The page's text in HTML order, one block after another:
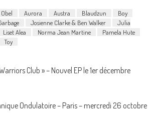
Aurora Austra Blaudzun
Boy
Josienne Clarke & Ben Walker
Julia
Liset Alea Norma Jean Martine
Pamela Hute
Toy
Club » – Nouvel EP le 1er décembre
Ondulatoire – Paris – mercredi 26 octobre